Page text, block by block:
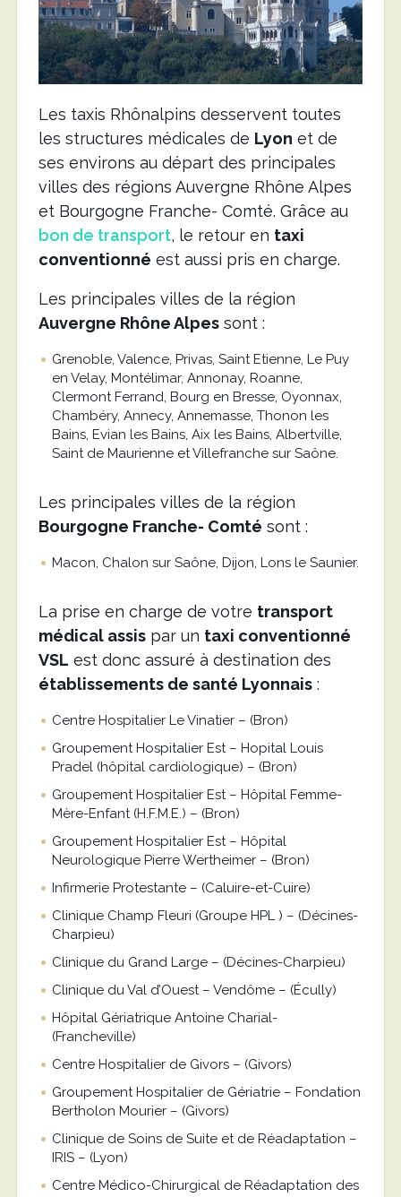
Les taxis Rhônalpins desservent toutes
les structures médicales de Lyon et de
ses environs au départ des principales
villes des régions Auvergne Rhône Alpes
et Bourgogne Franche- Comté. Grâce au
bon de transport, le retour en taxi
conventionné est aussi pris en charge.
Les principales villes de la région
Auvergne Rhône Alpessont :
Grenoble, Valence, Privas, Saint Etienne, Le Puy
en Velay, Montélimar, Annonay, Roanne,
Clermont Ferrand, Bourg en Bresse, Oyonnax,
Chambéry, Annecy, Annemasse, Thonon les
Bains, Evian les Bains, Aix les Bains, Albertville,
Saint de Maurienne et Villefranche sur Saône.
Les principales villes de la région
Bourgogne Franche- Comté sont :
Macon, Chalon sur Saône, Dijon, Lons le Saunier.
La prise en charge de votre transport
médical assispar un taxi conventionné
VSL est donc assuré à destination des
établissements de santé Lyonnais:
Centre Hospitalier Le Vinatier – (Bron)
Groupement Hospitalier Est – Hopital Louis
Pradel (hôpital cardiologique) – (Bron)
Groupement Hospitalier Est – Hôpital Femme-
Mère-Enfant (H.F.M.E.) – (Bron)
Groupement Hospitalier Est – Hôpital
Neurologique Pierre Wertheimer – (Bron)
Infirmerie Protestante – (Caluire-et-Cuire)
Clinique Champ Fleuri (Groupe HPL ) – (Décines-
Charpieu)
Clinique du Grand Large – (Décines-Charpieu)
Clinique du Val d’Ouest – Vendôme – (Écully)
Hôpital Gériatrique Antoine Charial-
(Francheville)
Centre Hospitalier de Givors – (Givors)
Groupement Hospitalier de Gériatrie – Fondation
Bertholon Mourier – (Givors)
Clinique de Soins de Suite et de Réadaptation –
IRIS – (Lyon)
Centre Médico-Chirurgical de Réadaptation des